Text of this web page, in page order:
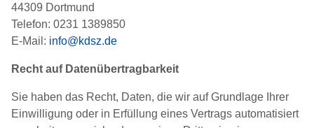
44309 Dortmund
Telefon: 0231 1389850
E-Mail: info@kdsz.de
Recht auf Daten­übertrag­barkeit
Sie haben das Recht, Daten, die wir auf Grundlage Ihrer
Einwilligung oder in Erfüllung eines Vertrags automatisiert